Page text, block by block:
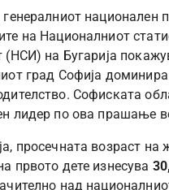
генералниот национален
на Националниот
(НСИ) на Бугарија
град Софија
Софиската
лидер по ова прашање
просечната возраст на
првото дете изнесува
над